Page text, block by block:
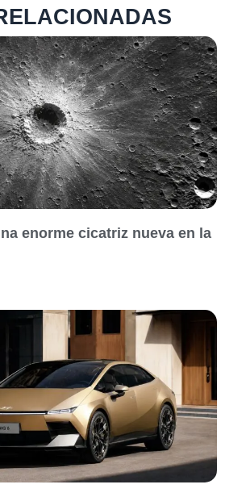
enorme cicatriz nueva en la